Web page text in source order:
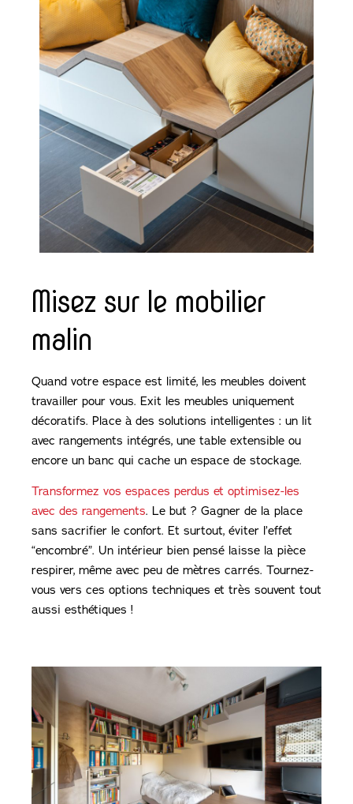
Misez sur le mobilier
malin
Quand votre espace est limité, les meubles doivent
travailler pour vous. Exit les meubles uniquement
décoratifs. Place à des solutions intelligentes : un lit
avec rangements intégrés, une table extensible ou
encore un banc qui cache un espace de stockage.
Transformez vos espaces perdus et optimisez-les
avec des rangements. Le but ? Gagner de la place
sans sacrifier le confort. Et surtout, éviter l’effet
“encombré”. Un intérieur bien pensé laisse la pièce
respirer, même avec peu de mètres carrés. Tournez-
vous vers ces options techniques et très souvent tout
aussi esthétiques !